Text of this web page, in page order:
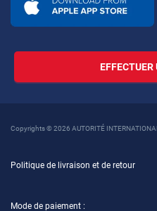
Copyrights © 2026 AUTORITÉ
Politique de livraison et de retour
Mode de paiement :